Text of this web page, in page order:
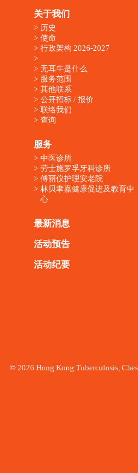
关于我们
历史
使命
行政架构 2026-2027
无耳牛是什么
服务范围
其他联系
公开招标 / 报价
联络我们
查询
服务
中医诊所
劳士施罗孚牙科诊所
傅丽仪护理安老院
林贝聿嘉健康促进及教育中
心
最新消息
活动预告
活动纪要
© 2026 Hong Kong Tuberculosis,